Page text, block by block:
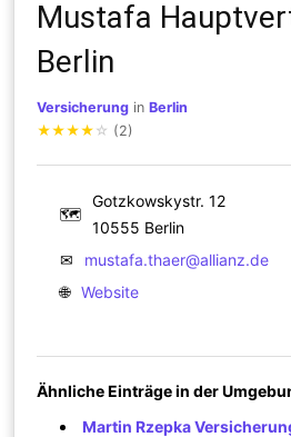
Mustafa
Berlin
Versicherung inBerlin
★★★★ ☆ (2)
🗺
Gotzkowskystr. 12
10555 Berlin
✉
mustafa.thaer@allianz.de
🌐 Website
Ähnliche Einträge in der
Martin Rzepka